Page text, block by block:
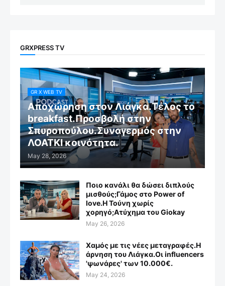
GRXPRESS TV
GR X WEB TV
Αποχώρηση στον Λιάγκα.Τέλος το
breakfast.Προσβολή στην
Σπυροπούλου.Συναγερμός στην
ΛΟΑΤΚΙ κοινότητα.
May 28, 2026
Ποιο κανάλι θα δώσει διπλούς
μισθούς;Γάμος στο Power of
love.Η Τούνη χωρίς
χορηγό;Aτύχημα του Giokay
May 26, 2026
Χαμός με τις νέες μεταγραφές.Η
άρνηση του Λιάγκα.Οι influencers
'ψωνάρες' των 10.000€.
May 24, 2026